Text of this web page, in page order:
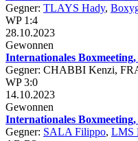
Gegner: TLAYS Hady,
WP 1:4
28.10.2023
Gewonnen
Internationales
Gegner: CHABBI Kenzi,
WP 3:0
14.10.2023
Gewonnen
Internationales
Gegner: SALA Filippo, LMS